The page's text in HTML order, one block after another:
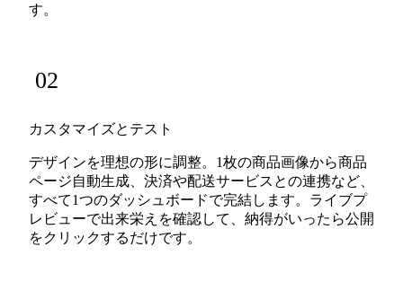
す。
02
カスタマイズとテスト
デザインを理想の形に調整。1枚の商品画像から商品
ページ自動生成、決済や配送サービスとの連携など、
すべて1つのダッシュボードで完結します。ライブプ
レビューで出来栄えを確認して、納得がいったら公開
をクリックするだけです。